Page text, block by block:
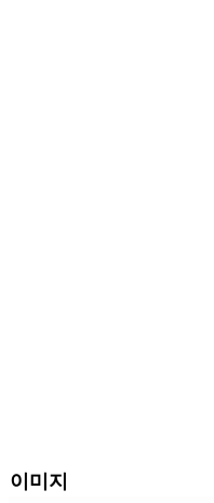
이미지